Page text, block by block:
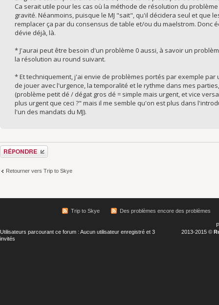
Ca serait utile pour les cas où la méthode de résolution du
gravité. Néanmoins, puisque le MJ "sait", qu'il décidera seul et que
remplacer ça par du consensus de table et/ou du maelstrom. Donc
dévie déjà, là.
* J'aurai peut être besoin d'un problème 0 aussi, à savoir un
la résolution au round suivant.
* Et techniquement, j'ai envie de problèmes portés par exemple
de jouer avec l'urgence, la temporalité et le rythme dans mes
(problème petit dé / dégat gros dé = simple mais urgent, et vice
plus urgent que ceci ?" mais il me semble qu'on est plus dans
l'un des mandats du MJ).
Répondre
Retourner vers Trip to Skye
Trip to Skye Des problèmes encore des problèmes
Utilisateurs parcourant ce forum : Aucun utilisateur enregistré et 3
invités
2013-2015 ©